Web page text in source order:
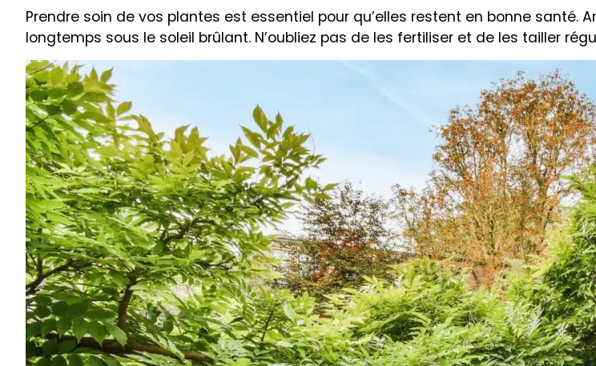
Prendre soin de vos plantes est essentiel pour qu’elles restent en bonne santé.
longtemps sous le soleil brûlant. N’oubliez pas de les fertiliser et de les tailler